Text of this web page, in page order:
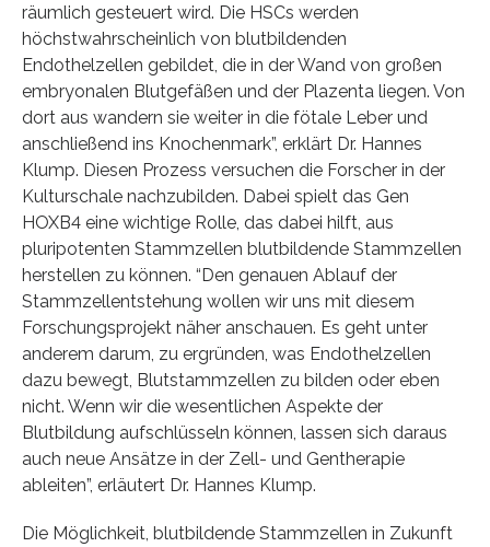
räumlich gesteuert wird. Die HSCs werden
höchstwahrscheinlich von blutbildenden
Endothelzellen gebildet, die in der Wand von großen
embryonalen Blutgefäßen und der Plazenta liegen. Von
dort aus wandern sie weiter in die fötale Leber und
anschließend ins Knochenmark”, erklärt Dr. Hannes
Klump. Diesen Prozess versuchen die Forscher in der
Kulturschale nachzubilden. Dabei spielt das Gen
HOXB4 eine wichtige Rolle, das dabei hilft, aus
pluripotenten Stammzellen blutbildende Stammzellen
herstellen zu können. “Den genauen Ablauf der
Stammzellentstehung wollen wir uns mit diesem
Forschungsprojekt näher anschauen. Es geht unter
anderem darum, zu ergründen, was Endothelzellen
dazu bewegt, Blutstammzellen zu bilden oder eben
nicht. Wenn wir die wesentlichen Aspekte der
Blutbildung aufschlüsseln können, lassen sich daraus
auch neue Ansätze in der Zell- und Gentherapie
ableiten”, erläutert Dr. Hannes Klump.
Die Möglichkeit, blutbildende Stammzellen in Zukunft